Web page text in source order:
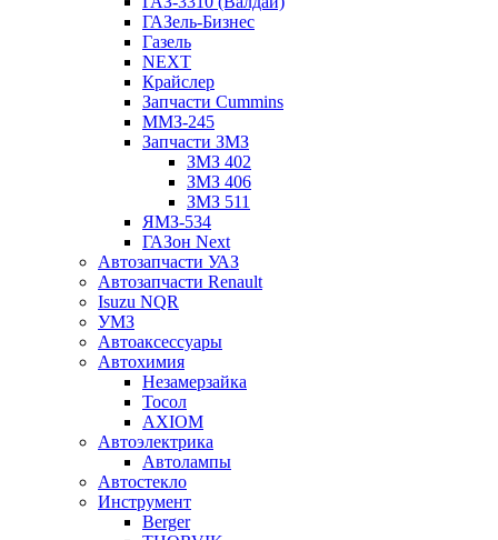
ГАЗель-Бизнес
Газель
NEXT
Крайслер
Запчасти Cummins
ММЗ-245
Запчасти ЗМЗ
ЗМЗ 402
ЗМЗ 406
ЗМЗ 511
ЯМЗ-534
ГАЗон Next
Автозапчасти УАЗ
Автозапчасти Renault
Isuzu NQR
УМЗ
Автоаксессуары
Автохимия
Незамерзайка
Тосол
AXIOM
Автоэлектрика
Автолампы
Автостекло
Инструмент
Berger